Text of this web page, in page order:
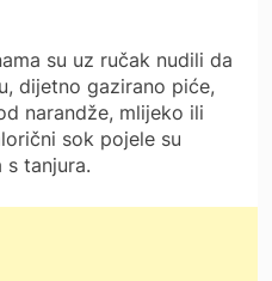
su uz ručak nudili da
dijetno gazirano piće,
narandže, mlijeko ili
sok pojele su
tanjura.